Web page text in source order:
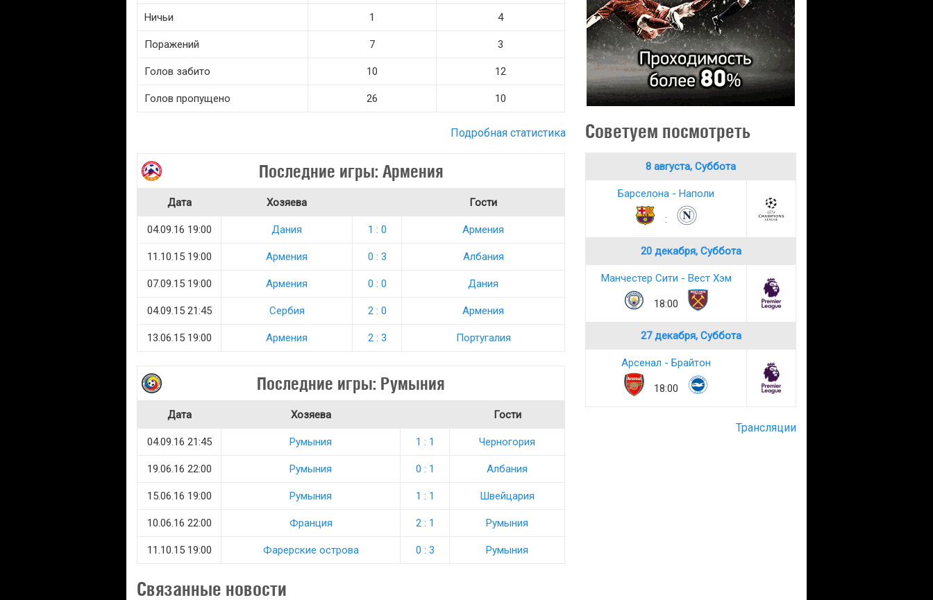
Ничьи 1 4
Поражений 7 3
Голов забито 10 12
Голов пропущено 26 10
Подробная статистика
Последние игры: Армения
Дата Хозяева Гости
04.09.16 19:00 Дания 1 : 0 Армения
11.10.15 19:00 Армения 0 : 3 Албания
07.09.15 19:00 Армения 0 : 0 Дания
04.09.15 21:45 Сербия 2 : 0 Армения
13.06.15 19:00 Армения 2 : 3 Португалия
Последние игры: Румыния
Дата Хозяева Гости
04.09.16 21:45 Румыния 1 : 1 Черногория
19.06.16 22:00 Румыния 0 : 1 Албания
15.06.16 19:00 Румыния 1 : 1 Швейцария
10.06.16 22:00 Франция 2 : 1 Румыния
11.10.15 19:00 Фарерские острова 0 : 3 Румыния
Связанные новости
Советуем посмотреть
8 августа, Суббота
Барселона - Наполи
:
20 декабря, Суббота
Манчестер Сити - Вест Хэм
18:00
27 декабря, Суббота
Арсенал - Брайтон
18:00
Трансляции